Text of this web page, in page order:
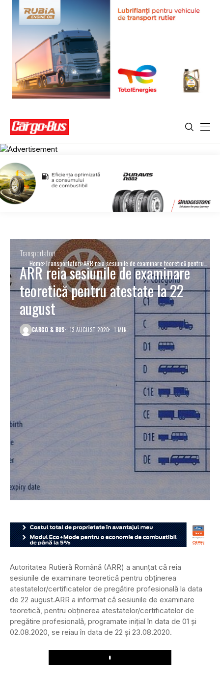
Home Transportatori ARR reia sesiunile de examinare teoretică pentru
atestate la 22 august
Transportatori
ARR reia sesiunile de examinare
teoretică pentru atestate la 22
august
CARGO & BUS 13 AUGUST 2020 1 MIN.
Autoritatea Rutieră Română (ARR) a anunțat că reia
sesiunile de examinare teoretică pentru obținerea
atestatelor/certificatelor de pregătire profesională la data
de 22 august.ARR a informat că sesiunile de examinare
teoretică, pentru obținerea atestatelor/certificatelor de
pregătire profesională, programate inițial în data de 01 și
02.08.2020, se reiau în data de 22 şi 23.08.2020.
Play